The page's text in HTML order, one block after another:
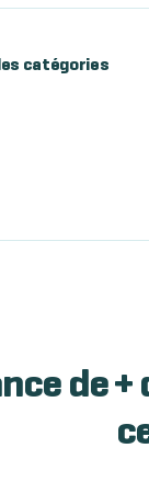
catégories
de +